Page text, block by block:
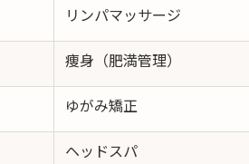
リンパマッサージ
痩身（肥満管理）
ゆがみ矯正
ヘッドスパ